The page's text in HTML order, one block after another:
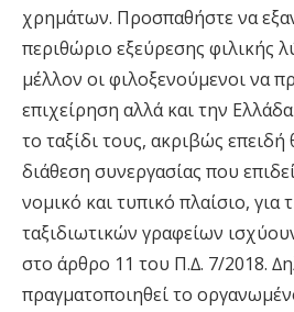
χρηµάτων. Προσπαθήστε να
περιθώριο εξεύρεσης φιλικής
µέλλον οι φιλοξενούµενοι να
επιχείρηση αλλά και την
το ταξίδι τους, ακριβώς
διάθεση συνεργασίας που
νοµικό και τυπικό πλαίσιο,
ταξιδιωτικών γραφείων
στο άρθρο 11 του Π.∆. 7/2018.
πραγµατοποιηθεί το